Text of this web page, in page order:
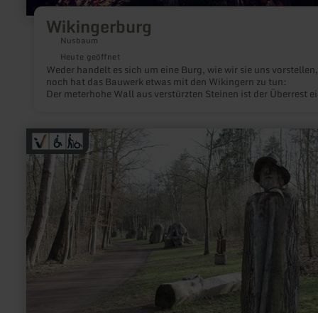
Wikingerburg
Nusbaum
Heute geöffnet
Weder handelt es sich um eine Burg, wie wir sie uns vorstellen,
noch hat das Bauwerk etwas mit den Wikingern zu tun:
Der meterhohe Wall aus verstürzten Steinen ist der Überrest
mehr
erfahren
zu:
Rundweg
"Nettepark"